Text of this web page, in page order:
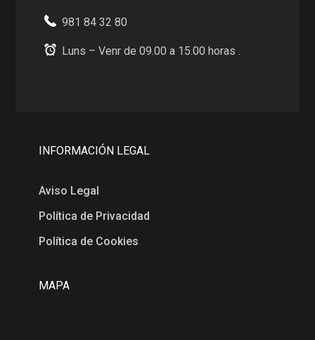
981 84 32 80
Luns – Venr de 09.00 a 15.00 horas .
INFORMACIÓN LEGAL
Aviso Legal
Política de Privacidad
Política de Cookies
MAPA